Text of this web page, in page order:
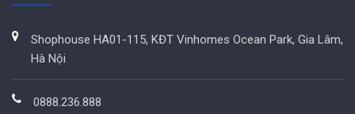
Shophouse HA01-115, KĐT Vinhomes Ocean Park, Gia Lâm,
Hà Nội
0888.236.888